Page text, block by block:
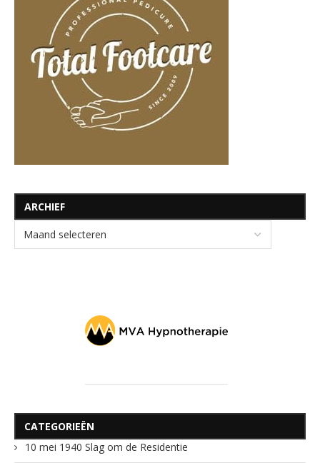
ARCHIEF
CATEGORIEËN
10 mei 1940 Slag om de Residentie